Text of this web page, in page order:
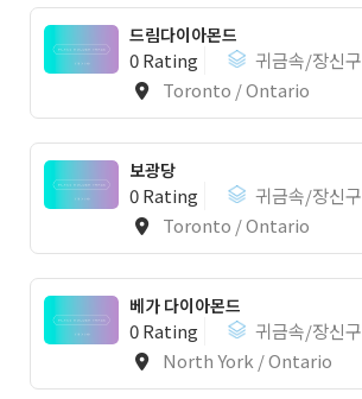
드림다이아몬드
0 Rating
귀금속/장신구
Toronto / Ontario
보광당
0 Rating
귀금속/장신구
Toronto / Ontario
베가 다이아몬드
0 Rating
귀금속/장신구
North York / Ontario